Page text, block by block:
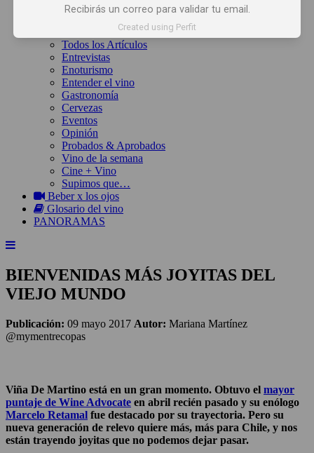
Inicio
Todos los Artículos
Entrevistas
Enoturismo
Entender el vino
Gastronomía
Cervezas
Eventos
Opinión
Probados & Aprobados
Vino de la semana
Cine + Vino
Supimos que…
Beber x los ojos
Glosario del vino
PANORAMAS
BIENVENIDAS MÁS JOYITAS DEL
VIEJO MUNDO
Publicación: 09 mayo 2017 Autor: Mariana Martínez
@mymentrecopas
Viña De Martino está en un gran momento. Obtuvo el mayor
puntaje de Wine Advocate en abril recién pasado y su enólogo
Marcelo Retamal fue destacado por su trayectoria. Pero su
nueva generación de relevo quiere más, más para Chile, y nos
están trayendo joyitas que no podemos dejar pasar.
Recibirás un correo para validar tu email.
Created using Perfit